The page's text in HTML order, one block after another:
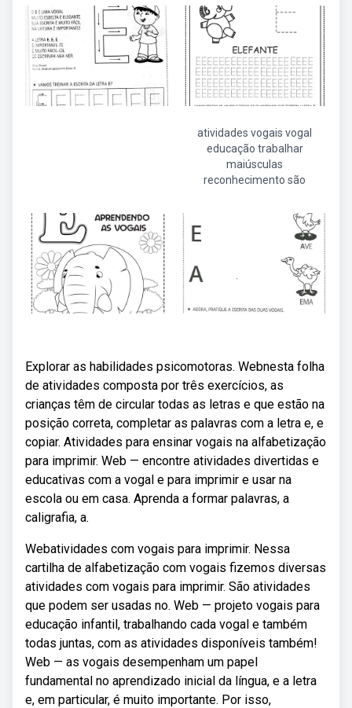
atividades vogais vogal
educação trabalhar
maiúsculas
reconhecimento são
Explorar as habilidades psicomotoras. Webnesta folha
de atividades composta por três exercícios, as
crianças têm de circular todas as letras e que estão na
posição correta, completar as palavras com a letra e, e
copiar. Atividades para ensinar vogais na alfabetização
para imprimir. Web — encontre atividades divertidas e
educativas com a vogal e para imprimir e usar na
escola ou em casa. Aprenda a formar palavras, a
caligrafia, a.
Webatividades com vogais para imprimir. Nessa
cartilha de alfabetização com vogais fizemos diversas
atividades com vogais para imprimir. São atividades
que podem ser usadas no. Web — projeto vogais para
educação infantil, trabalhando cada vogal e também
todas juntas, com as atividades disponíveis também!
Web — as vogais desempenham um papel
fundamental no aprendizado inicial da língua, e a letra
e, em particular, é muito importante. Por isso,